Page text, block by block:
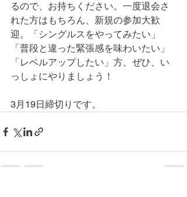
るので、お持ちください。一度退会さ
れた方はもちろん、新規の参加大歓
迎。「シングルスをやってみたい」
「普段と違った緊張感を味わいたい」
「レベルアップしたい」方、ぜひ、い
っしょにやりましょう！
3月19日締切りです。